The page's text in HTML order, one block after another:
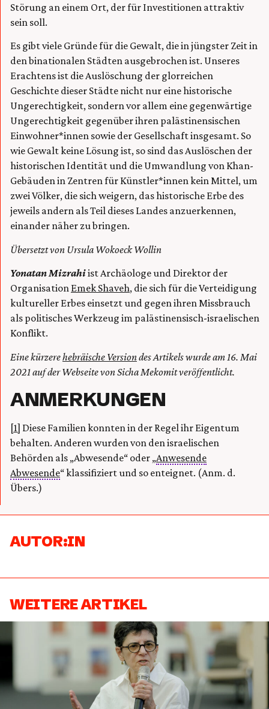
Störung an einem Ort, der für Investitionen attraktiv
sein soll.
Es gibt viele Gründe für die Gewalt, die in jüngster Zeit in
den binationalen Städten ausgebrochen ist. Unseres
Erachtens ist die Auslöschung der glorreichen
Geschichte dieser Städte nicht nur eine historische
Ungerechtigkeit, sondern vor allem eine gegenwärtige
Ungerechtigkeit gegenüber ihren palästinensischen
Einwohner*innen sowie der Gesellschaft insgesamt. So
wie Gewalt keine Lösung ist, so sind das Auslöschen der
historischen Identität und die Umwandlung von Khan-
Gebäuden in Zentren für Künstler*innen kein Mittel, um
zwei Völker, die sich weigern, das historische Erbe des
jeweils andern als Teil dieses Landes anzuerkennen,
einander näher zu bringen.
Übersetzt von Ursula Wokoeck Wollin
Yonatan Mizrahiist Archäologe und Direktor der
Organisation Emek Shaveh, die sich für die Verteidigung
kultureller Erbes einsetzt und gegen ihren Missbrauch
als politisches Werkzeug im palästinensisch-israelischen
Konflikt.
Eine kürzerehebräische Versiondes Artikels wurde am 16. Mai
2021 auf der Webseite von Sicha Mekomit veröffentlicht.
ANMERKUNGEN
[1] Diese Familien konnten in der Regel ihr Eigentum
behalten. Anderen wurden von den israelischen
Behörden als „Abwesende“ oder „Anwesende
Abwesende“ klassifiziert und so enteignet. (Anm. d.
Übers.)
AUTOR:IN
WEITERE ARTIKEL